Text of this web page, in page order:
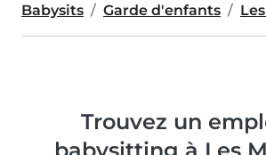
Babysits Garde d'enfants
Trouvez un
babysitting à Les